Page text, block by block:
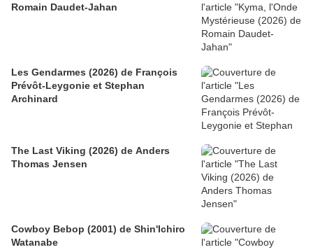
Romain Daudet-Jahan
Les Gendarmes (2026) de François
Prévôt-Leygonie et Stephan
Archinard
The Last Viking (2026) de Anders
Thomas Jensen
Cowboy Bebop (2001) de Shin'Ichiro
Watanabe